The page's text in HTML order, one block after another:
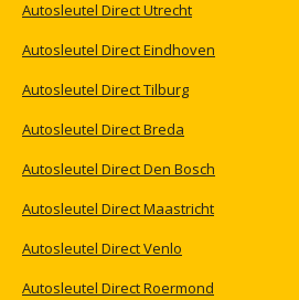
Autosleutel DirectUtrecht
Autosleutel DirectEindhoven
Autosleutel DirectTilburg
Autosleutel DirectBreda
Autosleutel DirectDen Bosch
Autosleutel DirectMaastricht
Autosleutel DirectVenlo
Autosleutel DirectRoermond